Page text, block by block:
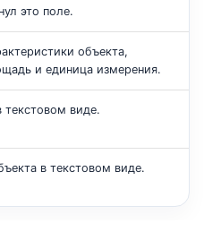
это поле.
объекта,
и единица измерения.
текстовом виде.
в текстовом виде.